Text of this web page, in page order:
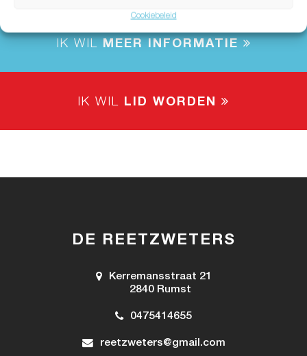
Cookiebeleid
IK WIL MEER INFORMATIE
IK WIL LID WORDEN
DE REETZWETERS
Kerremansstraat 21
2840 Rumst
0475414655
reetzweters@gmail.com